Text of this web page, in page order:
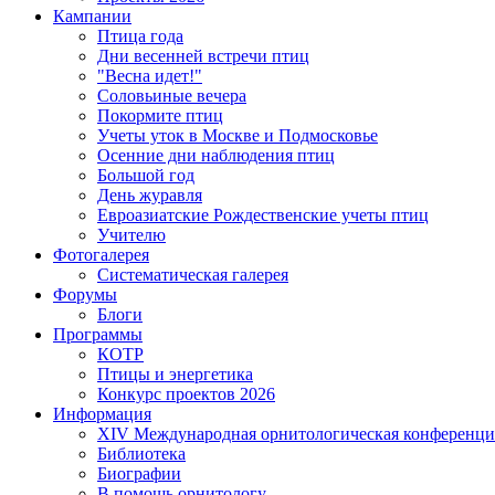
Кампании
Птица года
Дни весенней встречи птиц
"Весна идет!"
Соловьиные вечера
Покормите птиц
Учеты уток в Москве и Подмосковье
Осенние дни наблюдения птиц
Большой год
День журавля
Евроазиатские Рождественские учеты птиц
Учителю
Фотогалерея
Систематическая галерея
Форумы
Блоги
Программы
КОТР
Птицы и энергетика
Конкурс проектов 2026
Информация
XIV Международная орнитологическая
Библиотека
Биографии